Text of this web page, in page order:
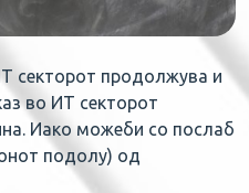
секторот продолжува и
во ИТ секторот
Иако можеби со послаб
подолу) од